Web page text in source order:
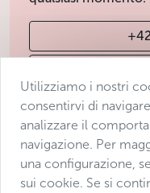
Condizioni di vendita
Protezione dei dati
Dichiarazione di
Utilizziamo i nostri
consentirvi di
analizzare il
navigazione. Per
una configurazione,
sui cookie. Se si